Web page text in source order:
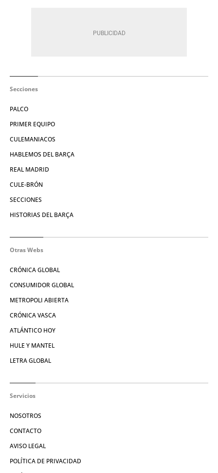
Secciones
PALCO
PRIMER EQUIPO
CULEMANIACOS
HABLEMOS DEL BARÇA
REAL MADRID
CULE-BRÓN
SECCIONES
HISTORIAS DEL BARÇA
Otras Webs
CRÓNICA GLOBAL
CONSUMIDOR GLOBAL
METROPOLI ABIERTA
CRÓNICA VASCA
ATLÁNTICO HOY
HULE Y MANTEL
LETRA GLOBAL
Servicios
NOSOTROS
CONTACTO
AVISO LEGAL
POLÍTICA DE PRIVACIDAD